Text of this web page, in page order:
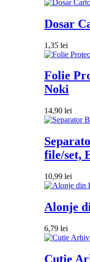
Dosar
1,35 lei
Folie
Noki
14,90 lei
file/set,
10,99 lei
Alonje
6,79 lei
Cutie